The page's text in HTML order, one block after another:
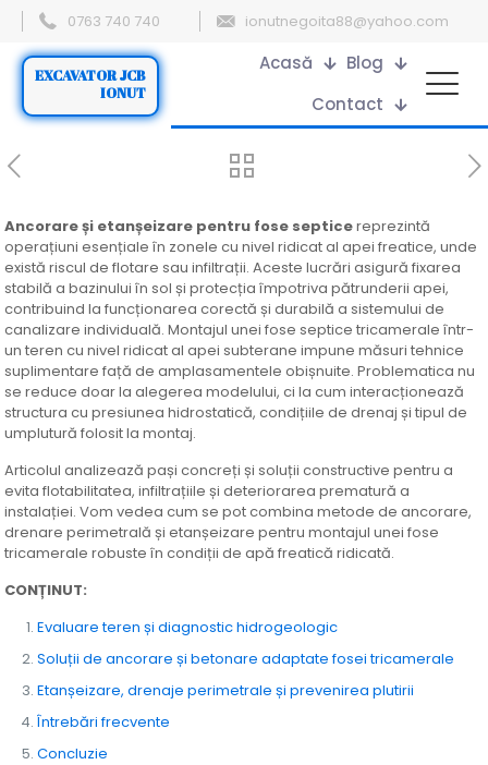
0763 740 740 ionutnegoita88@yahoo.com
EXCAVATOR JCB
IONUT
Acasă
Blog
Contact
Ancorare și etanșeizare pentru fose septicereprezintă
operațiuni esențiale în zonele cu nivel ridicat al apei freatice, unde
există riscul de flotare sau infiltrații. Aceste lucrări asigură fixarea
stabilă a bazinului în sol și protecția împotriva pătrunderii apei,
contribuind la funcționarea corectă și durabilă a sistemului de
canalizare individuală. Montajul unei fose septice tricamerale într-
un teren cu nivel ridicat al apei subterane impune măsuri tehnice
suplimentare față de amplasamentele obișnuite. Problematica nu
se reduce doar la alegerea modelului, ci la cum interacționează
structura cu presiunea hidrostatică, condițiile de drenaj și tipul de
umplutură folosit la montaj.
Articolul analizează pași concreți și soluții constructive pentru a
evita flotabilitatea, infiltrațiile și deteriorarea prematură a
instalației. Vom vedea cum se pot combina metode de ancorare,
drenare perimetrală și etanșeizare pentru montajul unei fose
tricamerale robuste în condiții de apă freatică ridicată.
CONȚINUT:
Evaluare teren și diagnostic hidrogeologic
Soluții de ancorare și betonare adaptate fosei tricamerale
Etanșeizare, drenaje perimetrale și prevenirea plutirii
Întrebări frecvente
Concluzie